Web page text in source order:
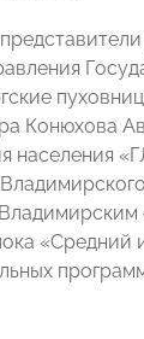
Конюхова
населения